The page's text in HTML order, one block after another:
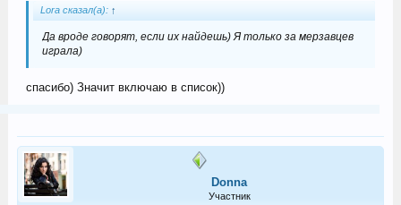
Lora сказал(а): ↑
Да вроде говорят, если их найдешь) Я только за мерзавцев
играла)
спасибо) Значит включаю в список))
Donna
Участник